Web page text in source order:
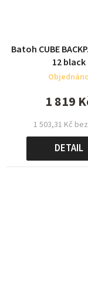
Batoh CUBE
12 black
1 503,31 Kč
1 819
DETAIL